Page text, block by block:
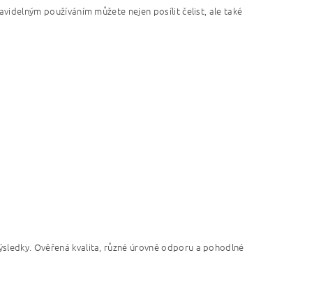
používáním můžete nejen posílit čelist, ale také
Ověřená kvalita, různé úrovně odporu a pohodlné